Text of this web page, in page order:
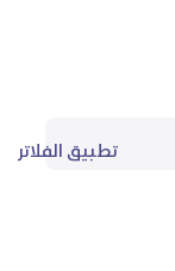
تطبيق الفلاتر